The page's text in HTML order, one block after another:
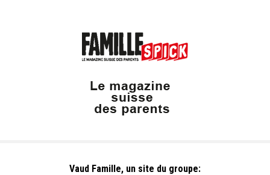
Vaud Famille, un site du groupe: